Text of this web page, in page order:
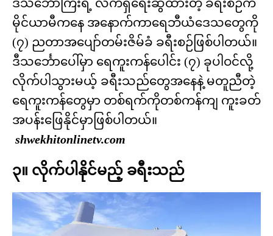
ဒီသင်္ဘောကြီးရဲ့ လက်ရှိရေးဆွဲထားတဲ့ ခရီးစဉ်က
မိုင်ယာမီကနေ အနောက်ကာရေဘီယံဒေသတွေကို
(၇) ညတာအပျော်တမ်းဇိမ်ခံ ခရီးစဉ်ဖြစ်ပါတယ်။
ဒီသင်္ဘောပေါ်မှာ ရေကူးကန်ပေါင်း (၇) ခုပါဝင်လို့
လိုက်ပါသွားမယ့် ခရီးသည်တွေအနေနဲ့ မတူညီတဲ့
ရေကူးကန်တွေမှာ တစ်ရက်ကိုတစ်ကန်ကျ ကူးခတ်
အပန်းဖြေနိုင်မှာဖြစ်ပါတယ်။
shwekhitonlinetv.com
၃။ လိုက်ပါနိုင်မည့် ခရီးသည်